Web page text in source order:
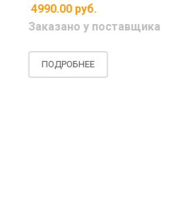
4990.00руб.
Заказано у поставщика
ПОДРОБНЕЕ